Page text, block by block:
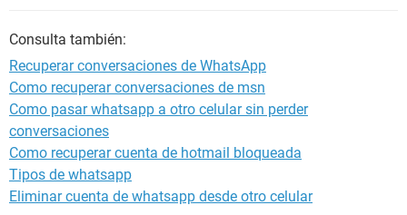
Consulta también:
Recuperar conversaciones de WhatsApp
Como recuperar conversaciones de msn
Como pasar whatsapp a otro celular sin perder
conversaciones
Como recuperar cuenta de hotmail bloqueada
Tipos de whatsapp
Eliminar cuenta de whatsapp desde otro celular